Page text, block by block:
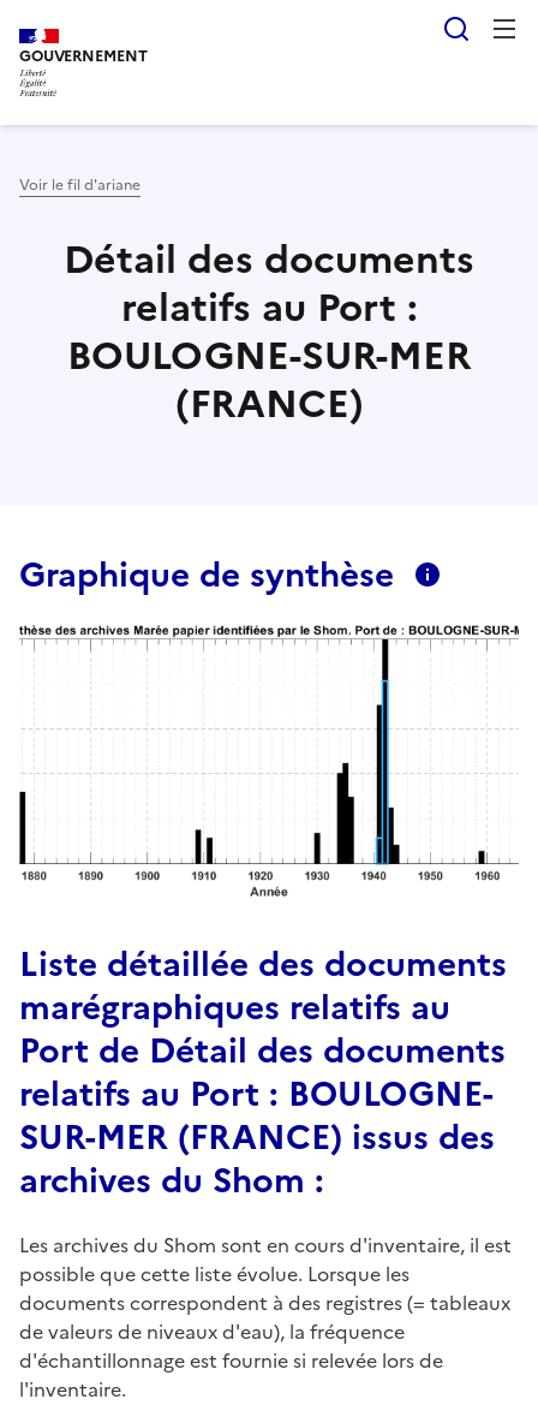
au
contenu
principal
GOUVERNEMENT
Voir le fil d'ariane
Détail des documents
relatifs au Port :
BOULOGNE-SUR-MER
(FRANCE)
Graphique de synthèse
Liste détaillée des documents
marégraphiques relatifs au
Port de Détail des documents
relatifs au Port : BOULOGNE-
SUR-MER (FRANCE) issus des
archives du Shom :
Les archives du Shom sont en cours d'inventaire, il est
possible que cette liste évolue. Lorsque les
documents correspondent à des registres (= tableaux
de valeurs de niveaux d'eau), la fréquence
d'échantillonnage est fournie si relevée lors de
l'inventaire.